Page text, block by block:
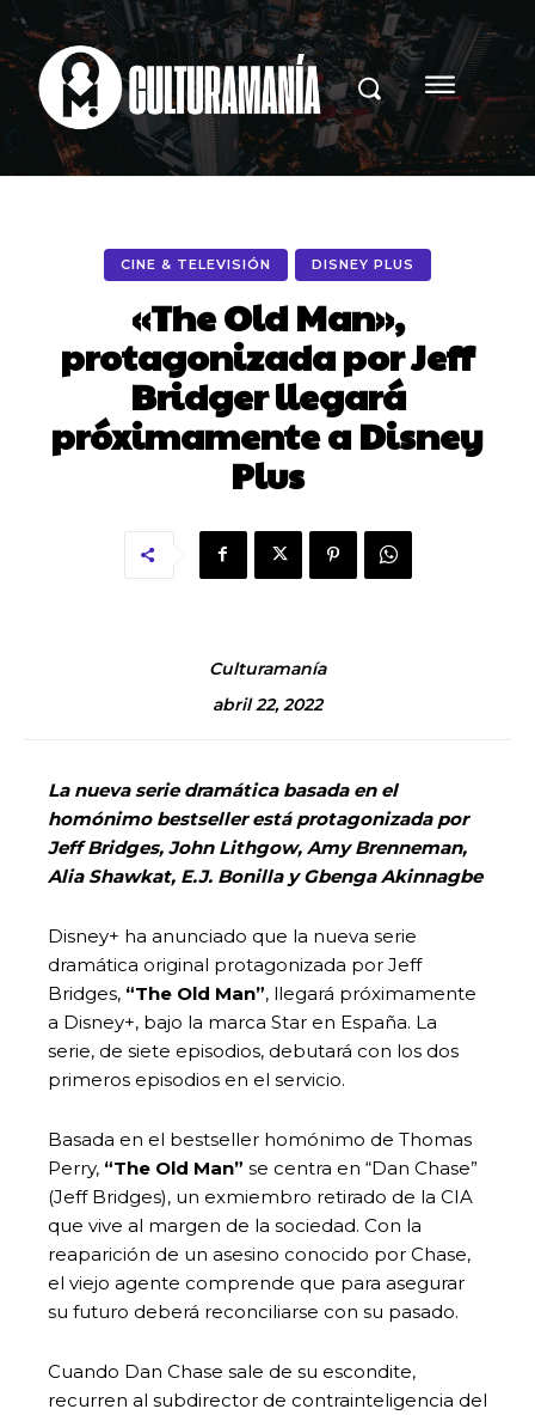
CINE & TELEVISIÓN DISNEY PLUS
«The Old Man»,
protagonizada por Jeff
Bridger llegará
próximamente a Disney
Plus
Culturamanía
abril 22, 2022
La nueva serie dramática basada en el
homónimo bestseller está protagonizada por
Jeff Bridges, John Lithgow, Amy Brenneman,
Alia Shawkat, E.J. Bonilla y Gbenga Akinnagbe
Disney+ ha anunciado que la nueva serie
dramática original protagonizada por Jeff
Bridges, “The Old Man”, llegará próximamente
a Disney+, bajo la marca Star en España. La
serie, de siete episodios, debutará con los dos
primeros episodios en el servicio.
Basada en el bestseller homónimo de Thomas
Perry, “The Old Man” se centra en “Dan Chase”
(Jeff Bridges), un exmiembro retirado de la CIA
que vive al margen de la sociedad. Con la
reaparición de un asesino conocido por Chase,
el viejo agente comprende que para asegurar
su futuro deberá reconciliarse con su pasado.
Cuando Dan Chase sale de su escondite,
recurren al subdirector de contrainteligencia del